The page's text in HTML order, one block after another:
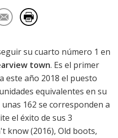
su cuarto número 1 en
town. Es el primer
este año 2018 el puesto
equivalentes en su
162 se corresponden a
el éxito de sus 3
know(2016), Old boots,